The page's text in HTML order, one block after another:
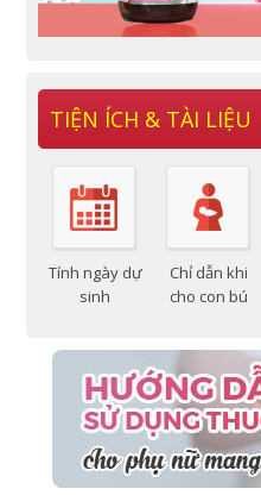
TIỆN ÍCH & TÀI LIỆU
Tính ngày dự
sinh
Chỉ dẫn khi
cho con bú